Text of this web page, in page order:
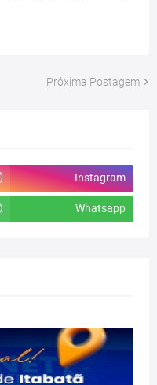
Próxima Postagem
Instagram
Whatsapp